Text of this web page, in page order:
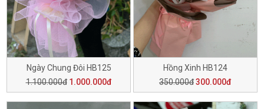
Ngày Chung Đôi HB125
1.100.000đ 1.000.000đ
Hồng Xinh HB124
350.000đ300.000đ